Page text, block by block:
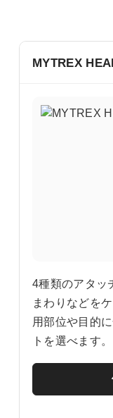
MYTREX
4種類のアタッ
まわりなどを
用部位や目的
トを選べます。